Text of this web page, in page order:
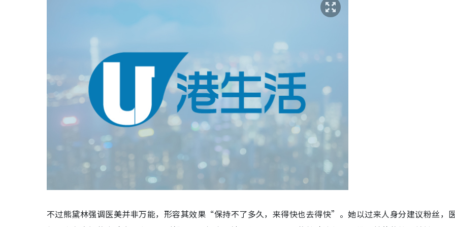
不过熊黛林强调医美并非万能，形容其效果“保持不了多久，来得快也去得快”。她以过来人身分建议粉丝，